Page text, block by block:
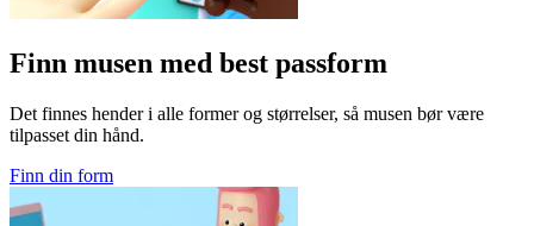
Finn musen med best passform
Det finnes hender i alle former og størrelser, så musen bør være
tilpasset din hånd.
Finn din form